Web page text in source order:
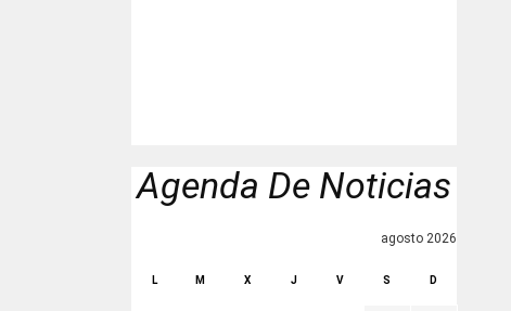
Agenda De Noticias
agosto 2026
L M X J V S D